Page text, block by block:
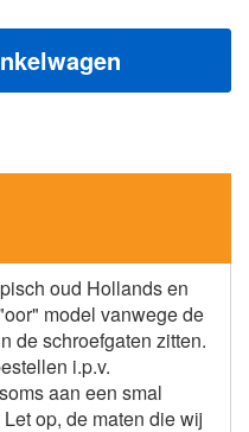
oud Hollands en
model vanwege de
de schroefgaten zitten.
i.p.v.
aan een smal
op, de maten die wij